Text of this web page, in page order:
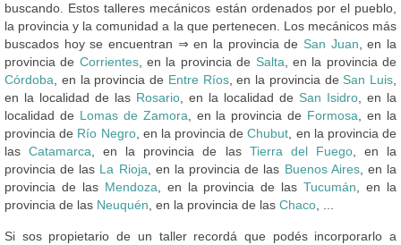
buscando. Estos talleres mecánicos están ordenados por el pueblo,
la provincia y la comunidad a la que pertenecen. Los mecánicos más
buscados hoy se encuentran ⇒ en la provincia de San Juan , en la
provincia de Corrientes, en la provincia de Salta , en la provincia de
Córdoba , en la provincia de Entre Ríos, en la provincia de San Luis
en la localidad de las Rosario , en la localidad de San Isidro , en la
localidad de Lomas de Zamora , en la provincia de Formosa , en la
provincia de Río Negro, en la provincia deChubut , en la provincia de
lasCatamarca , en la provincia de las Tierra del Fuego, en la
provincia de las La Rioja , en la provincia de las Buenos Aires, en la
provincia de las Mendoza , en la provincia de lasTucumán , en la
provincia de las Neuquén , en la provincia de las Chaco
Si sos propietario de un taller recordá que podés incorporarlo a